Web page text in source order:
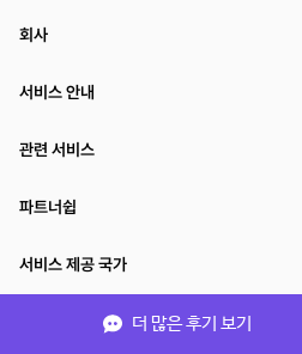
더 많은 후기 보기
회사
서비스 안내
관련 서비스
파트너쉽
서비스 제공 국가